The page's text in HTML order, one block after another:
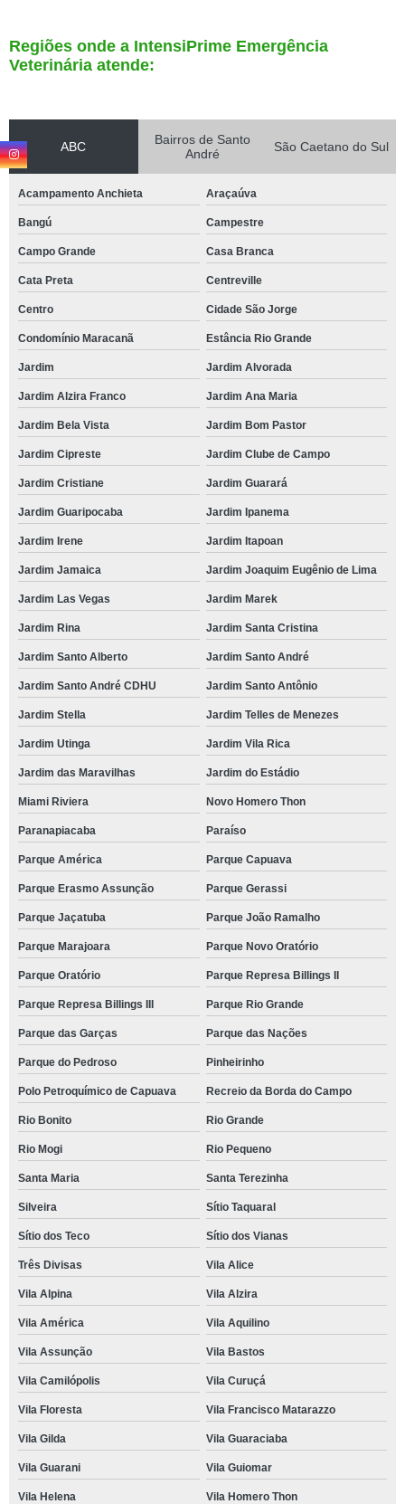
Regiões onde a IntensiPrime Emergência
Veterinária atende:
ABC
Bairros de Santo
André
São Caetano do Sul
Acampamento Anchieta Araçaúva
Bangú Campestre
Campo Grande Casa Branca
Cata Preta Centreville
Centro Cidade São Jorge
Condomínio Maracanã Estância Rio Grande
Jardim Jardim Alvorada
Jardim Alzira Franco Jardim Ana Maria
Jardim Bela Vista Jardim Bom Pastor
Jardim Cipreste Jardim Clube de Campo
Jardim Cristiane Jardim Guarará
Jardim Guaripocaba Jardim Ipanema
Jardim Irene Jardim Itapoan
Jardim Jamaica Jardim Joaquim Eugênio de Lima
Jardim Las Vegas Jardim Marek
Jardim Rina Jardim Santa Cristina
Jardim Santo Alberto Jardim Santo André
Jardim Santo André CDHU Jardim Santo Antônio
Jardim Stella Jardim Telles de Menezes
Jardim Utinga Jardim Vila Rica
Jardim das Maravilhas Jardim do Estádio
Miami Riviera Novo Homero Thon
Paranapiacaba Paraíso
Parque América Parque Capuava
Parque Erasmo Assunção Parque Gerassi
Parque Jaçatuba Parque João Ramalho
Parque Marajoara Parque Novo Oratório
Parque Oratório Parque Represa Billings II
Parque Represa Billings III Parque Rio Grande
Parque das Garças Parque das Nações
Parque do Pedroso Pinheirinho
Polo Petroquímico de Capuava Recreio da Borda do Campo
Rio Bonito Rio Grande
Rio Mogi Rio Pequeno
Santa Maria Santa Terezinha
Silveira Sítio Taquaral
Sítio dos Teco Sítio dos Vianas
Três Divisas Vila Alice
Vila Alpina Vila Alzira
Vila América Vila Aquilino
Vila Assunção Vila Bastos
Vila Camilópolis Vila Curuçá
Vila Floresta Vila Francisco Matarazzo
Vila Gilda Vila Guaraciaba
Vila Guarani Vila Guiomar
Vila Helena Vila Homero Thon